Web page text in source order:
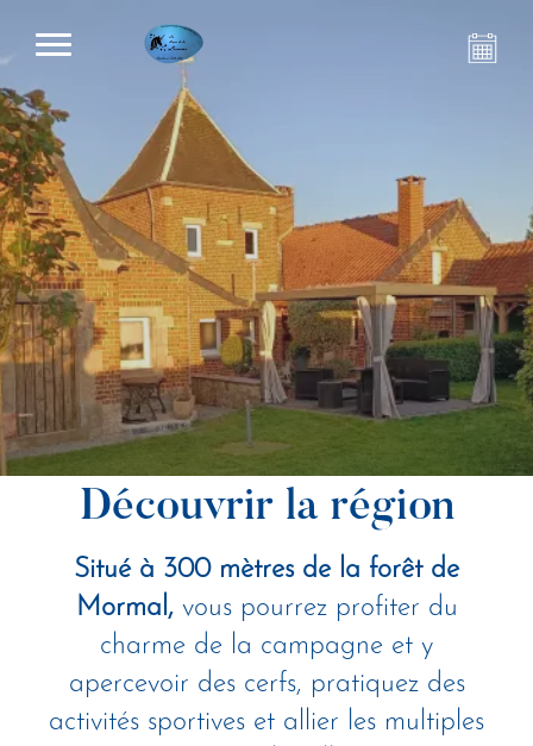
Découvrir la région
Situé à 300 mètres de la forêt de
Mormal,vous pourrez profiter du
charme de la campagne et y
apercevoir des cerfs, pratiquez des
activités sportives et allier les multiples